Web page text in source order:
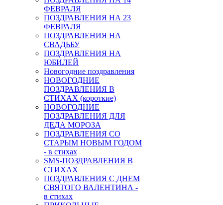
ФЕВРАЛЯ
ПОЗДРАВЛЕНИЯ НА 23
ФЕВРАЛЯ
ПОЗДРАВЛЕНИЯ НА
СВАДЬБУ
ПОЗДРАВЛЕНИЯ НА
ЮБИЛЕЙ
Новогодние поздравления
НОВОГОДНИЕ
ПОЗДРАВЛЕНИЯ В
СТИХАХ (короткие)
НОВОГОДНИЕ
ПОЗДРАВЛЕНИЯ ДЛЯ
ДЕДА МОРОЗА
ПОЗДРАВЛЕНИЯ СО
СТАРЫМ НОВЫМ ГОДОМ
- в стихах
SMS-ПОЗДРАВЛЕНИЯ В
СТИХАХ
ПОЗДРАВЛЕНИЯ С ДНЕМ
СВЯТОГО ВАЛЕНТИНА -
в стихах